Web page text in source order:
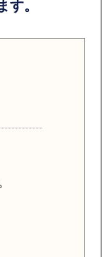
。